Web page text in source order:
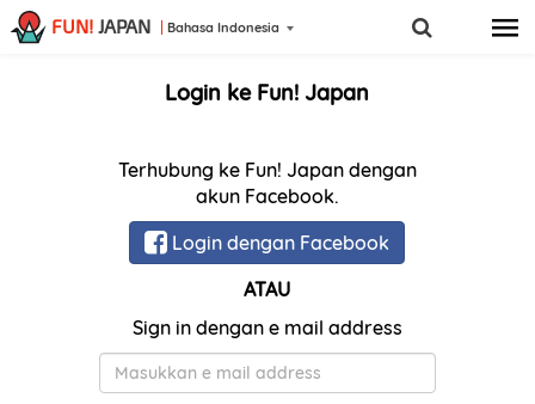
FUN! JAPAN Bahasa Indonesia
Login ke Fun! Japan
Terhubung ke Fun! Japan dengan
akun Facebook.
Login dengan Facebook
ATAU
Sign in dengan e mail address
E-
Mail